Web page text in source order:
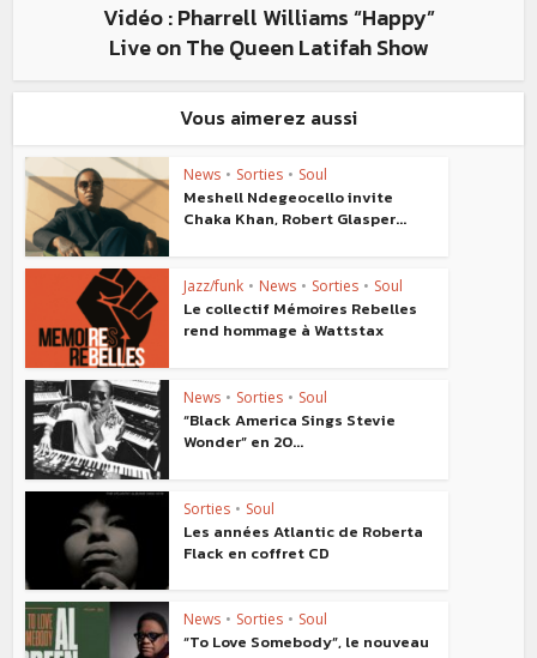
Vidéo : Pharrell Williams “Happy”
Live on The Queen Latifah Show
Vous aimerez aussi
News • Sorties • Soul
Meshell Ndegeocello invite
Chaka Khan, Robert Glasper...
Jazz/funk • News • Sorties • Soul
Le collectif Mémoires Rebelles
rend hommage à Wattstax
News • Sorties • Soul
“Black America Sings Stevie
Wonder” en 20...
Sorties • Soul
Les années Atlantic de Roberta
Flack en coffret CD
News • Sorties • Soul
“To Love Somebody”, le nouveau